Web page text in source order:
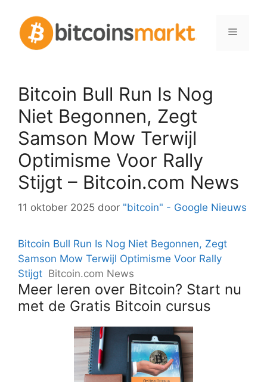
inhoud
Menu
Bitcoin Bull Run Is Nog
Niet Begonnen, Zegt
Samson Mow Terwijl
Optimisme Voor Rally
Stijgt – Bitcoin.com News
11 oktober 2025 door "bitcoin" - Google Nieuws
Bitcoin Bull Run Is Nog Niet Begonnen, Zegt
Samson Mow Terwijl Optimisme Voor Rally
Stijgt Bitcoin.com News
Meer leren over Bitcoin? Start nu
met de Gratis Bitcoin cursus